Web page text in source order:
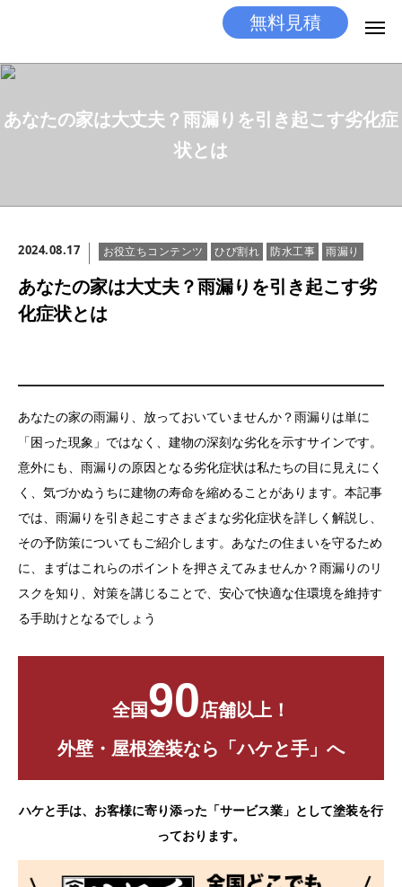
無料見積
あなたの家は大丈夫？雨漏りを引き起こす劣化症
状とは
2024.08.17 お役立ちコンテンツ ひび割れ 防水工事 雨漏り
あなたの家は大丈夫？雨漏りを引き起こす劣
化症状とは
あなたの家の雨漏り、放っておいていませんか？雨漏りは単に
「困った現象」ではなく、建物の深刻な劣化を示すサインです。
意外にも、雨漏りの原因となる劣化症状は私たちの目に見えにく
く、気づかぬうちに建物の寿命を縮めることがあります。本記事
では、雨漏りを引き起こすさまざまな劣化症状を詳しく解説し、
その予防策についてもご紹介します。あなたの住まいを守るため
に、まずはこれらのポイントを押さえてみませんか？雨漏りのリ
スクを知り、対策を講じることで、安心で快適な住環境を維持す
る手助けとなるでしょう
全国90店舗以上！
外壁・屋根塗装なら「ハケと手」へ
ハケと手は、お客様に寄り添った「サービス業」として塗装を行
っております。
LINEする 電話する
施工メニュー
工事の流れ
施工実績
店舗
お問い合わせ